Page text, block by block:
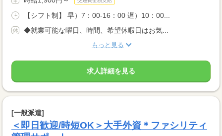
【シフト制】 早）7：00-16：00 遅）10：00...
◆就業可能な曜日、時間、希望休暇日はお気...
もっと見る
求人詳細を見る
[一般派遣]
＜即日歓迎/時短OK＞大手外資＊ファシリティ